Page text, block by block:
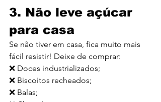
3. Não leve açúcar
para casa
Se não tiver em casa, fica muito mais
fácil resistir! Deixe de comprar:
❌ Doces industrializados;
❌ Biscoitos recheados;
❌ Balas;